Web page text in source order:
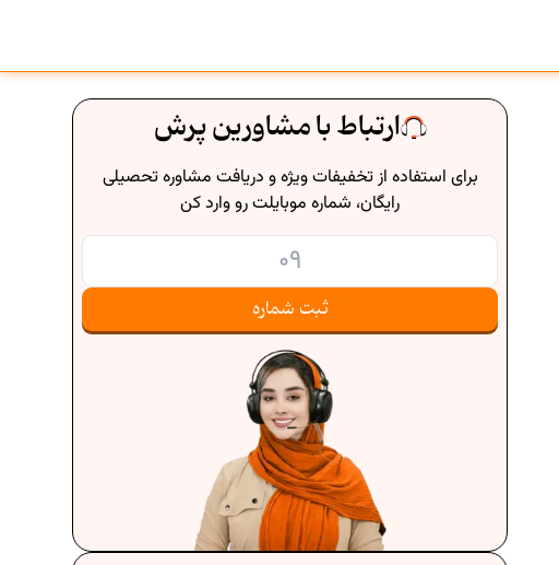
ارتباط با مشاورین پرش
برای استفاده از تخفیفات ویژه و دریافت مشاوره تحصیلی
رایگان، شماره موبایلت رو وارد کن
ثبت شماره